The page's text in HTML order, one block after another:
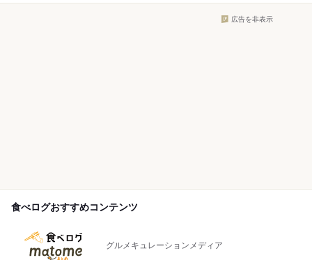
広告を非表示
食べログおすすめコンテンツ
グルメキュレーションメディア